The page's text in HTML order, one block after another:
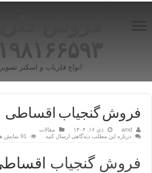
انواع فلزیاب و اسکنر
فروش گنجیاب اقساطی
amd دی ۱۶, ۱۴۰۴
مقالات
درباره این مطلب دیدگاهی ارسال کنید
91 نمایش ها
فروش گنجیاب